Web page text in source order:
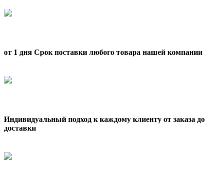
от 1 дня Срок поставки любого товара нашей компании
Индивидуальный подход к каждому клиенту от заказа до
доставки